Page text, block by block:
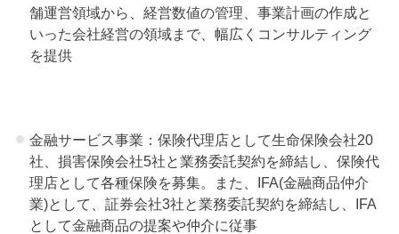
舗運営領域から、経営数値の管理、事業計画の作成と
いった会社経営の領域まで、幅広くコンサルティング
を提供
金融サービス事業：保険代理店として生命保険会社20
社、損害保険会社5社と業務委託契約を締結し、保険代
理店として各種保険を募集。また、IFA(金融商品仲介
業)として、証券会社3社と業務委託契約を締結し、IFA
として金融商品の提案や仲介に従事